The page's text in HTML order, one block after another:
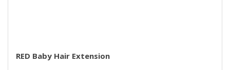
RED Baby Hair Extension